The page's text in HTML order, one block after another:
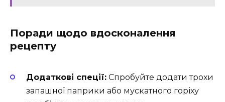
Поради щодо вдосконалення
рецепту
Додаткові спеції: Спробуйте додати трохи
запашної паприки або мускатного горіху